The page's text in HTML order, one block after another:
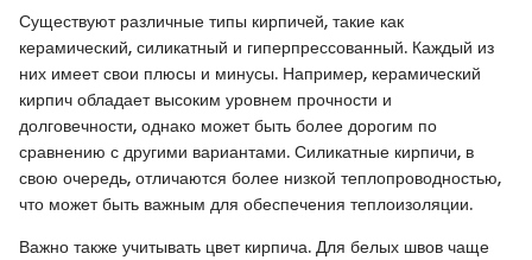
Существуют различные типы кирпичей, такие как
керамический, силикатный и гиперпрессованный. Каждый из
них имеет свои плюсы и минусы. Например, керамический
кирпич обладает высоким уровнем прочности и
долговечности, однако может быть более дорогим по
сравнению с другими вариантами. Силикатные кирпичи, в
свою очередь, отличаются более низкой теплопроводностью,
что может быть важным для обеспечения теплоизоляции.
Важно также учитывать цвет кирпича. Для белых швов чаще